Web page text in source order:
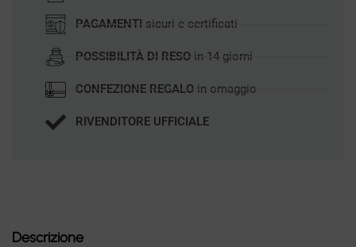
PAGAMENTI sicuri e certificati
POSSIBILITÀ DI RESO in 14 giorni
CONFEZIONE REGALOin omaggio
RIVENDITORE UFFICIALE
Descrizione